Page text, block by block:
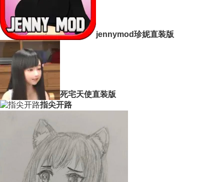
jennymod珍妮直装版
死宅天使直装版
指尖开路